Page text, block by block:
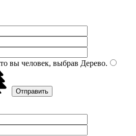
вы человек, выбрав Дерево.